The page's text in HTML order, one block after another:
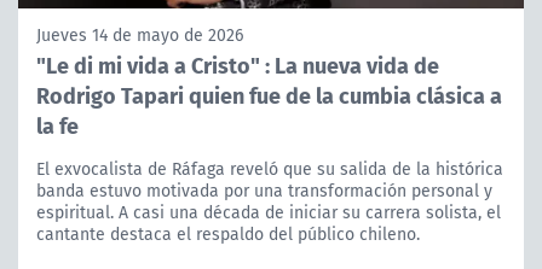
Jueves 14 de mayo de 2026
"Le di mi vida a Cristo" : La nueva vida de
Rodrigo Tapari quien fue de la cumbia clásica a
la fe
El exvocalista de Ráfaga reveló que su salida de la histórica
banda estuvo motivada por una transformación personal y
espiritual. A casi una década de iniciar su carrera solista, el
cantante destaca el respaldo del público chileno.